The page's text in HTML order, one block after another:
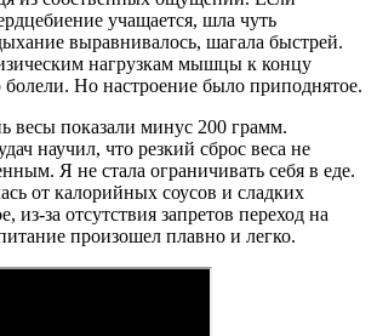
учащается, шла чуть
выравнивалось, шагала быстрей.
нагрузкам мышцы к концу
Но настроение было приподнятое.
весы показали минус 200 грамм.
научил, что резкий сброс веса не
Я не стала ограничивать себя в еде.
от калорийных соусов и сладких
из-за отсутствия запретов переход на
произошел плавно и легко.